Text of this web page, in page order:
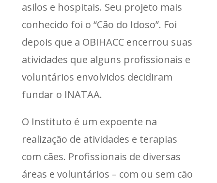
asilos e hospitais. Seu projeto mais
conhecido foi o “Cão do Idoso”. Foi
depois que a OBIHACC encerrou suas
atividades que alguns profissionais e
voluntários envolvidos decidiram
fundar o INATAA.
O Instituto é um expoente na
realização de atividades e terapias
com cães. Profissionais de diversas
áreas e voluntários – com ou sem cão